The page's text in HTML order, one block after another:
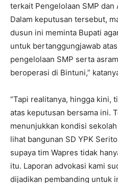
terkait Pengelolaan SMP dan
Dalam keputusan tersebut,
dusun ini meminta Bupati
untuk bertanggungjawab
pengelolaan SMP serta
beroperasi di Bintuni,”
“Tapi realitanya, hingga kini,
atas keputusan bersama ini.
menunjukkan kondisi
lihat bangunan SD YPK
supaya tim Wapres tidak
itu. Laporan advokasi kami
dijadikan pembanding untuk